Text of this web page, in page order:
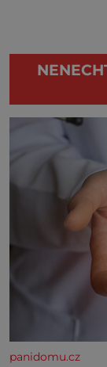
panidomu.cz